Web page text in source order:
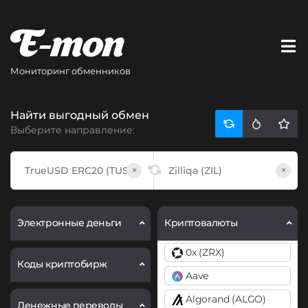
Мониторинг обменников
Найти выгодный обмен
Выберите направление:
× ×
Электронные деньги
Коды криптобирж
Денежные переводы
Криптовалюты
0x (ZRX)
Aave
Algorand (ALGO)